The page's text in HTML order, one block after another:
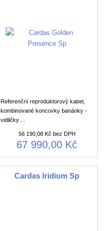
Referenční reproduktorový kabel,
kombinované koncovky banánky -
vidličky ...
56 190,08 Kč bez DPH
67 990,00 Kč
Cardas Iridium Sp